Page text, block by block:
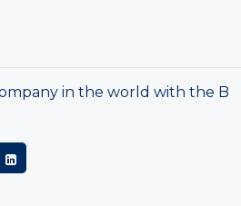
in the world with the B